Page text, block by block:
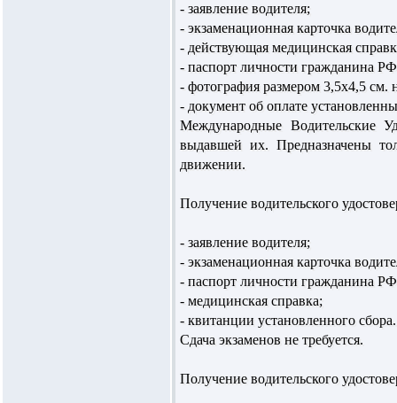
- заявление водителя;
- экзаменационная карточка
- действующая медицинская
- паспорт личности гражданина
- фотография размером 3,5х4,5 см.
- документ об оплате
Международные Водительские
выдавшей их. Предназначены
движении.
Получение водительского
- заявление водителя;
- экзаменационная карточка
- паспорт личности гражданина
- медицинская справка;
- квитанции установленного сбора.
Сдача экзаменов не требуется.
Получение водительского